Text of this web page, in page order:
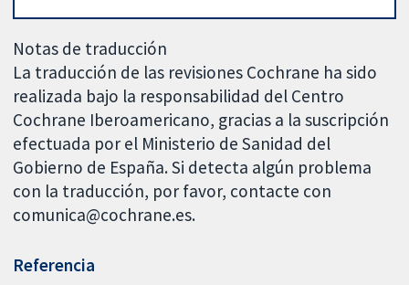
Notas de traducción
La traducción de las revisiones Cochrane ha sido
realizada bajo la responsabilidad del Centro
Cochrane Iberoamericano, gracias a la suscripción
efectuada por el Ministerio de Sanidad del
Gobierno de España. Si detecta algún problema
con la traducción, por favor, contacte con
comunica@cochrane.es.
Referencia